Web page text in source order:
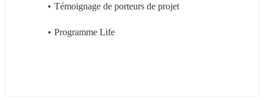
Témoignage de porteurs de projet
Programme Life